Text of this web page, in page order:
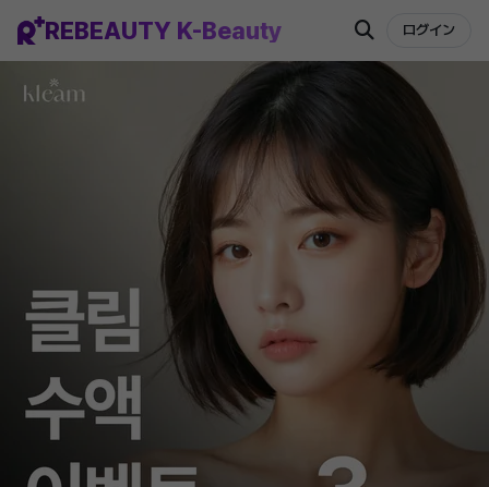
REBEAUTY K-Beauty ログイン